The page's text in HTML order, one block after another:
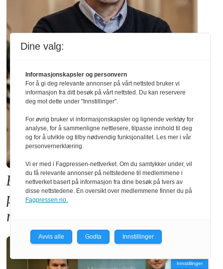
Forslaget til ny TEK17-forskrift
premierer betong på bekostning av
norsk skognæring
Innstillinger
Dine valg:
Informasjonskapsler og personvern
For å gi deg relevante annonser på vårt nettsted bruker vi
informasjon fra ditt besøk på vårt nettsted. Du kan reservere
deg mot dette under "Innstillinger".
For øvrig bruker vi informasjonskapsler og lignende verktøy for
analyse, for å sammenligne nettlesere, tilpasse innhold til deg
og for å utvikle og tilby nødvendig funksjonalitet. Les mer i vår
personvernerklæring.
Vi er med i Fagpressen-nettverket. Om du samtykker under, vil
du få relevante annonser på nettstedene til medlemmene i
nettverket basert på informasjon fra dine besøk på tvers av
disse nettstedene. En oversikt over medlemmene finner du på
Fagpressen.no.
Avvis alle Godta Innstillinger